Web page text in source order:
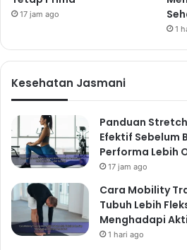
17 jam ago
1
Kesehatan Jasmani
Panduan
Efektif Sebelum
Performa Lebih
17 jam ago
Cara Mobility
Tubuh Lebih
Menghadapi
1 hari ago